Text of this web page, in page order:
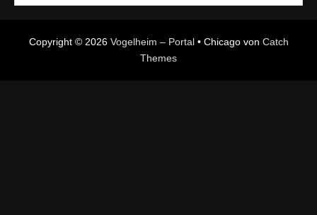
Copyright © 2026 Vogelheim – Portal• Chicago von Catch
Themes